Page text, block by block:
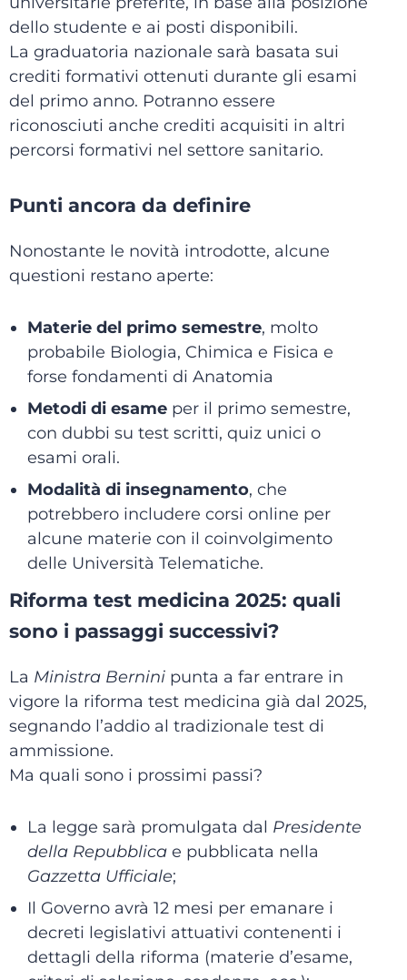
dello studente e ai posti disponibili.
La graduatoria nazionale sarà basata sui
crediti formativi ottenuti durante gli esami
del primo anno. Potranno essere
riconosciuti anche crediti acquisiti in altri
percorsi formativi nel settore sanitario.
Punti ancora da definire
Nonostante le novità introdotte, alcune
questioni restano aperte:
Materie del primo semestre, molto
probabile Biologia, Chimica e Fisica e
forse fondamenti di Anatomia
Metodi di esame per il primo semestre,
con dubbi su test scritti, quiz unici o
esami orali.
Modalità di insegnamento, che
potrebbero includere corsi online per
alcune materie con il coinvolgimento
delle Università Telematiche.
Riforma test medicina 2025: quali
sono i passaggi successivi?
La Ministra Bernini punta a far entrare in
vigore la riforma test medicina già dal 2025,
segnando l’addio al tradizionale test di
ammissione.
Ma quali sono i prossimi passi?
La legge sarà promulgata dal Presidente
della Repubblica e pubblicata nella
Gazzetta Ufficiale;
Il Governo avrà 12 mesi per emanare i
decreti legislativi attuativi contenenti i
dettagli della riforma (materie d’esame,